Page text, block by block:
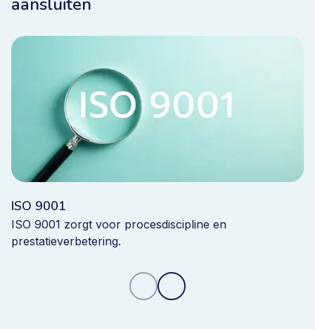
ISO 9001
ISO 9001 zorgt voor procesdiscipline en
prestatieverbetering.